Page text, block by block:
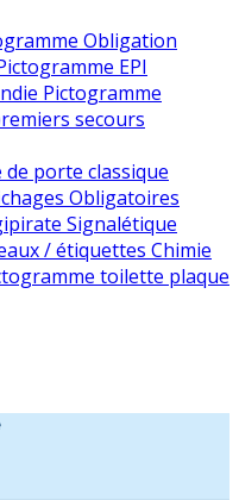
Obligation
EPI
Pictogramme
secours
de porte classique
Obligatoires
Signalétique
/ étiquettes Chimie
toilette plaque